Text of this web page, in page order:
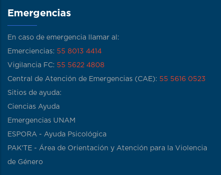
Emergencias
En caso de emergencia llamar al:
Emerciencias: 55 8013 4414
Vigilancia FC: 55 5622 4808
Central de Atención de Emergencias (CAE): 55 5616 0523
Sitios de ayuda:
Ciencias Ayuda
Emergencias UNAM
ESPORA - Ayuda Psicológica
PAK'TE - Área de Orientación y Atención para la Violencia
de Género